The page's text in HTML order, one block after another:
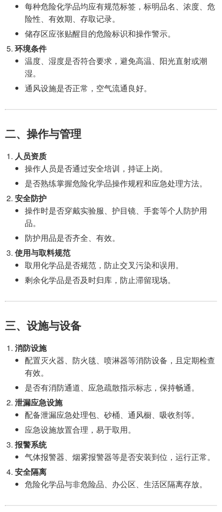
每种危险化学品均应有规范标签，标明品名、浓度、危
险性、有效期、存取记录。
储存区应张贴醒目的危险标识和操作警示。
环境条件
温度、湿度是否符合要求，避免高温、阳光直射或潮
湿。
通风设施是否正常，空气流通良好。
二、操作与管理
人员资质
操作人员是否通过安全培训，持证上岗。
是否熟练掌握危险化学品操作规程和应急处理方法。
安全防护
操作时是否穿戴实验服、护目镜、手套等个人防护用
品。
防护用品是否齐全、有效。
使用与取料规范
取用化学品是否规范，防止交叉污染和误用。
剩余化学品是否及时归库，防止滞留现场。
三、设施与设备
消防设施
配置灭火器、防火毯、喷淋器等消防设备，且定期检查
有效。
是否有消防通道、应急疏散指示标志，保持畅通。
泄漏应急设施
配备泄漏应急处理包、砂桶、通风橱、吸收剂等。
应急设施放置合理，易于取用。
报警系统
气体报警器、烟雾报警器等是否安装到位，运行正常。
安全隔离
危险化学品与非危险品、办公区、生活区隔离存放。